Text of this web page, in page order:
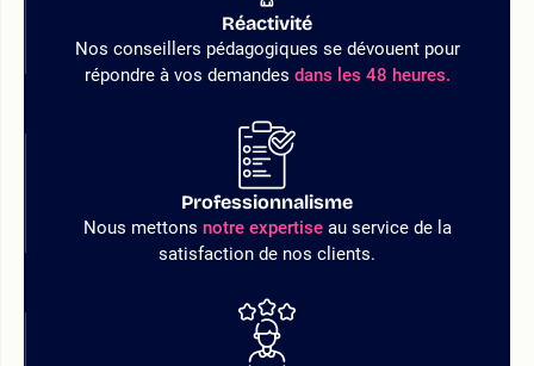
Réactivité
Nos conseillers pédagogiques se dévouent pour
répondre à vos demandes dans les 48 heures.
Professionnalisme
Nous mettons notre expertiseau service de la
satisfaction de nos clients.